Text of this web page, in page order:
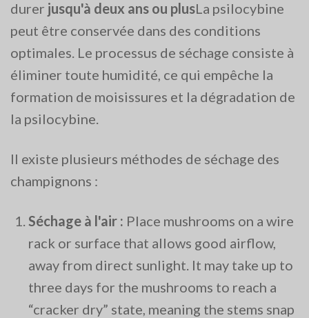
durer jusqu'à deux ans ou plusLa psilocybine
peut être conservée dans des conditions
optimales. Le processus de séchage consiste à
éliminer toute humidité, ce qui empêche la
formation de moisissures et la dégradation de
la psilocybine.
Il existe plusieurs méthodes de séchage des
champignons :
Séchage à l'air : Place mushrooms on a wire
rack or surface that allows good airflow,
away from direct sunlight. It may take up to
three days for the mushrooms to reach a
“cracker dry” state, meaning the stems snap